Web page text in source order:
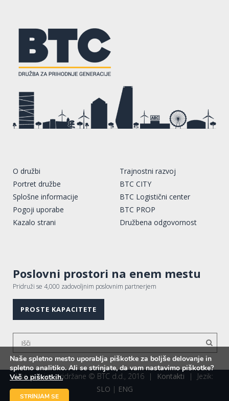
O družbi
Portret družbe
Splošne informacije
Pogoji uporabe
Kazalo strani
Trajnostni razvoj
BTC CITY
BTC Logistični center
BTC PROP
Družbena odgovornost
Poslovni prostori na enem mestu
Pridruži se 4,000 zadovoljnim poslovnim partnerjem
PROSTE KAPACITETE
Vse pravice pridržane © BTC d.d., 2016 | Kontakti |
Jezik:
SLO | ENG
Naše spletno mesto uporablja piškotke za boljše delovanje in
spletno analitiko. Ali se strinjate, da vam nastavimo piškotke?
Več o piškotkih.
STRINJAM SE